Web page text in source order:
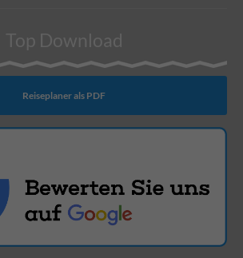
Top Download
Reiseplaner als PDF